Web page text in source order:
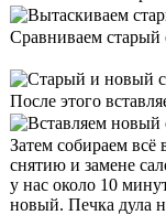
Сравниваем
После этого
Затем собираем всё
снятию и замене
у нас около 10
новый. Печка дула